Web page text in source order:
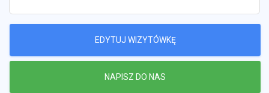
EDYTUJ WIZYTÓWKĘ
NAPISZ DO NAS